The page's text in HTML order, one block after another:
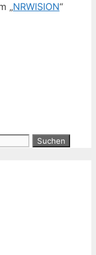
„NRWISION“